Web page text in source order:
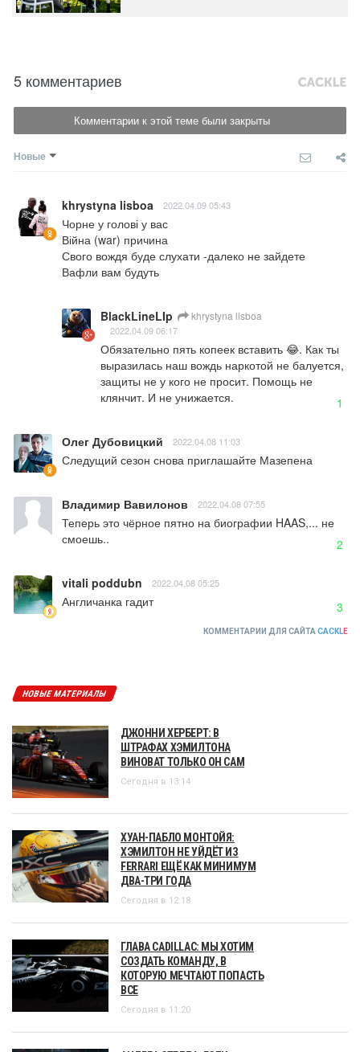
5 комментариев
Комментарии к этой теме были закрыты
Новые
khrystyna lisboa 2022.04.09 05:43
Чорне у голові у вас
Війна (war) причина
Свого вождя буде слухати -далеко не зайдете
Вафли вам будуть
BlackLineLIp khrystyna lisboa
2022.04.09 06:17
Обязательно пять копеек вставить 😂. Как ты
выразилась наш вождь наркотой не балуется,
защиты не у кого не просит. Помощь не
клянчит. И не унижается.
1
Олег Дубовицкий 2022.04.08 11:03
Следущий сезон снова приглашайте Мазепена
Владимир Вавилонов 2022.04.08 07:55
Теперь это чёрное пятно на биографии HAAS,... не
смоешь..
2
vitali poddubn 2022.04.08 05:25
Англичанка гадит 3
КОММЕНТАРИИ ДЛЯ САЙТА CACKLE
НОВЫЕ МАТЕРИАЛЫ
ДЖОННИ ХЕРБЕРТ: В
ШТРАФАХ ХЭМИЛТОНА
ВИНОВАТ ТОЛЬКО ОН САМ
Сегодня в 13:14
ХУАН-ПАБЛО МОНТОЙЯ:
ХЭМИЛТОН НЕ УЙДЁТ ИЗ
FERRARI ЕЩЁ КАК МИНИМУМ
ДВА-ТРИ ГОДА
Сегодня в 12:18
ГЛАВА CADILLAC: МЫ ХОТИМ
СОЗДАТЬ КОМАНДУ, В
КОТОРУЮ МЕЧТАЮТ ПОПАСТЬ
ВСЕ
Сегодня в 11:20